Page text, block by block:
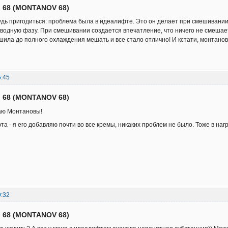
(MONTANOV 68)
пригодиться: проблема была в идеалифте. Это он делает при
фазу. При смешивании создается впечатление, что ничего не
до полного охлаждения мешать и все стало отлично! И кстати,
(MONTANOV 68)
Монтановы!
- я его добавляю почти во все кремы, никаких проблем не было. Тоже в
(MONTANOV 68)